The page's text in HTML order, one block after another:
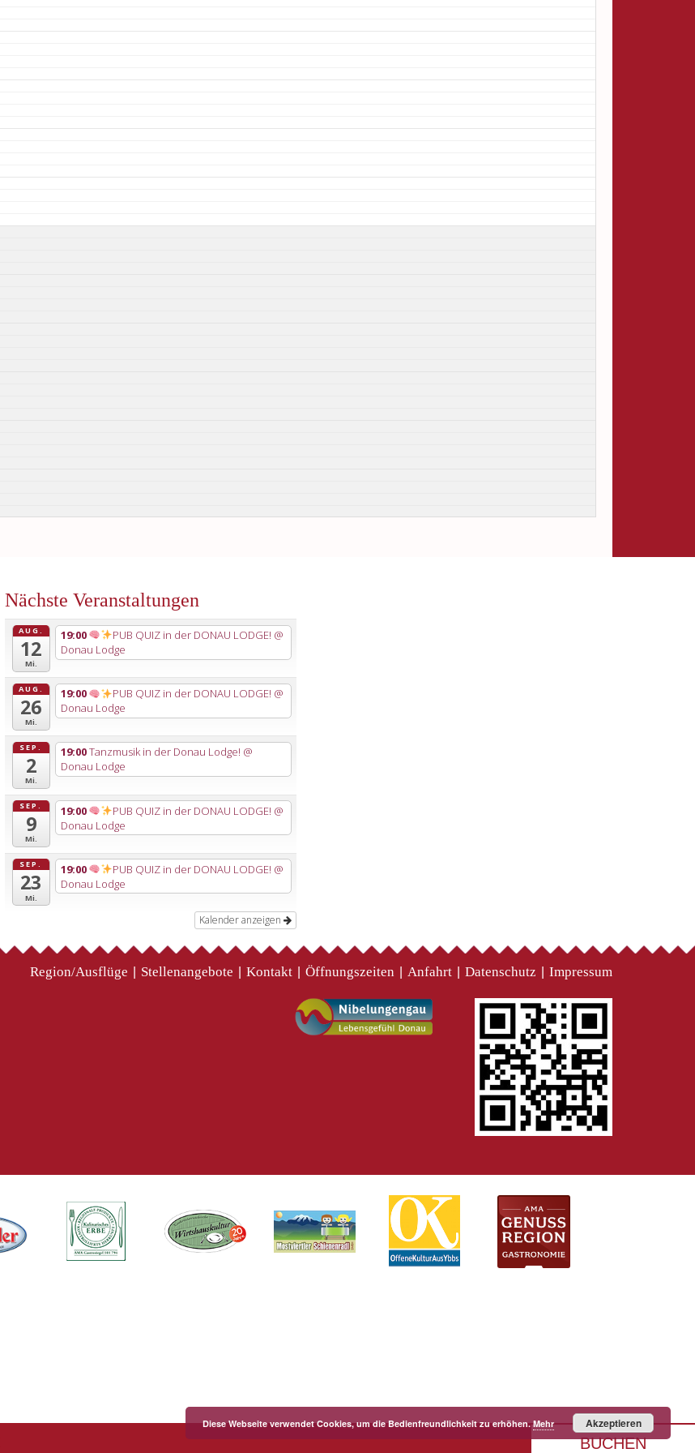
BUCHEN
Nächste Veranstaltungen
AUG.
12
Mi.
19:00 PUB QUIZ in der DONAU LODGE! @
Donau Lodge
AUG.
26
Mi.
19:00 PUB QUIZ in der DONAU LODGE! @
Donau Lodge
SEP.
2
Mi.
19:00Tanzmusik in der Donau Lodge! @
Donau Lodge
SEP.
9
Mi.
19:00 PUB QUIZ in der DONAU LODGE! @
Donau Lodge
SEP.
23
Mi.
19:00 PUB QUIZ in der DONAU LODGE! @
Donau Lodge
Kalender anzeigen
Region/Ausflüge Stellenangebote Kontakt Öffnungszeiten Anfahrt Datenschutz Impressum
Diese Webseite verwendet Cookies, um die Bedienfreundlichkeit zu erhöhen.Mehr Akzeptieren